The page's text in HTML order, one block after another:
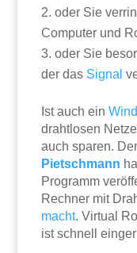
oder Sie
Computer und
oder Sie
der das Signal
Ist auch ein
drahtlosen
auch sparen.
Pietschmann
Programm
Rechner mit
macht. Virtual
ist schnell